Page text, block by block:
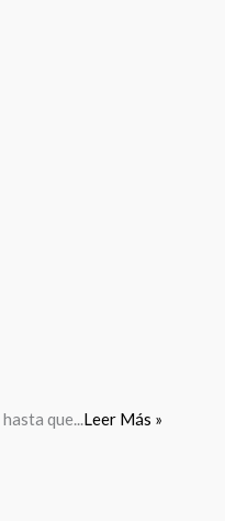
que...Leer Más »